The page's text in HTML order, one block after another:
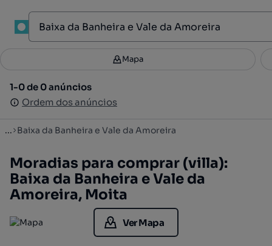
Filtros 3
1-0 de 0 anúncios
Ordem dos anúncios
Mapa
1-0 de 0 anúncios
Ordem dos anúncios
... Baixa da Banheira e Vale da Amoreira
Moradias para comprar (villa):
Baixa da Banheira e Vale da
Amoreira, Moita
Ver Mapa